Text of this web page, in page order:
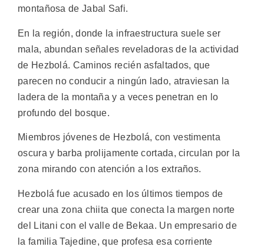
montañosa de Jabal Safi.
En la región, donde la infraestructura suele ser
mala, abundan señales reveladoras de la actividad
de Hezbolá. Caminos recién asfaltados, que
parecen no conducir a ningún lado, atraviesan la
ladera de la montaña y a veces penetran en lo
profundo del bosque.
Miembros jóvenes de Hezbolá, con vestimenta
oscura y barba prolijamente cortada, circulan por la
zona mirando con atención a los extraños.
Hezbolá fue acusado en los últimos tiempos de
crear una zona chiita que conecta la margen norte
del Litani con el valle de Bekaa. Un empresario de
la familia Tajedine, que profesa esa corriente